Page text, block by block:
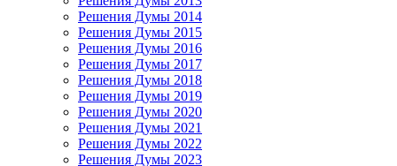
Решения Думы 2014
Решения Думы 2015
Решения Думы 2016
Решения Думы 2017
Решения Думы 2018
Решения Думы 2019
Решения Думы 2020
Решения Думы 2021
Решения Думы 2022
Решения Думы 2023